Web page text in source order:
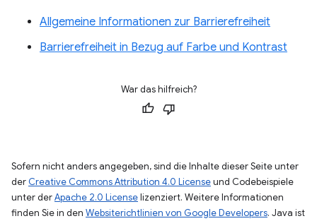
Allgemeine Informationen zur Barrierefreiheit
Barrierefreiheit in Bezug auf Farbe und Kontrast
War das hilfreich?
Sofern nicht anders angegeben, sind die Inhalte dieser Seite unter
der Creative Commons Attribution 4.0 Licenseund Codebeispiele
unter derApache 2.0 Licenselizenziert. Weitere Informationen
finden Sie in den Websiterichtlinien von Google Developers. Java ist